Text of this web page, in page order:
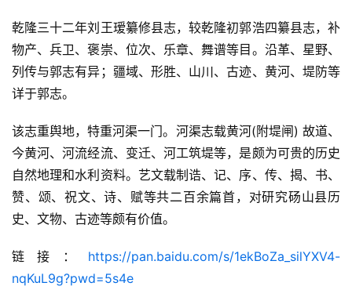
道
家
典
易
学
典
籍
医
学
典
乾隆三十二年刘王瑷纂修县志，较乾隆初郭浩四纂县志，补
物产、兵卫、褒崇、位次、乐章、舞谱等目。沿革、星野、
列传与郭志有异；疆域、形胜、山川、古迹、黄河、堤防等
详于郭志。
该志重舆地，特重河渠一门。河渠志载黄河(附堤闸) 故道、
今黄河、河流经流、变迁、河工筑堤等，是颇为可贵的历史
自然地理和水利资料。艺文载制诰、记、序、传、揭、书、
赞、颂、祝文、诗、赋等共二百余篇首，对研究砀山县历
史、文物、古迹等颇有价值。
链接： https://pan.baidu.com/s/1ekBoZa_silYXV4-
nqKuL9g?pwd=5s4e